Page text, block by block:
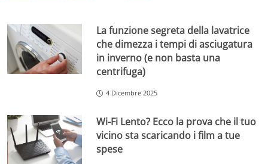
La funzione segreta della lavatrice
che dimezza i tempi di asciugatura
in inverno (e non basta una
centrifuga)
4 Dicembre 2025
Wi-Fi Lento? Ecco la prova che il tuo
vicino sta scaricando i film a tue
spese